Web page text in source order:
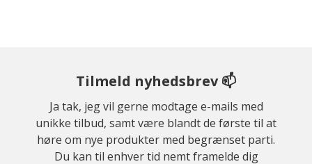
Tilmeld nyhedsbrev 📫
Ja tak, jeg vil gerne modtage e-mails med
unikke tilbud, samt være blandt de første til at
høre om nye produkter med begrænset parti.
Du kan til enhver tid nemt framelde dig